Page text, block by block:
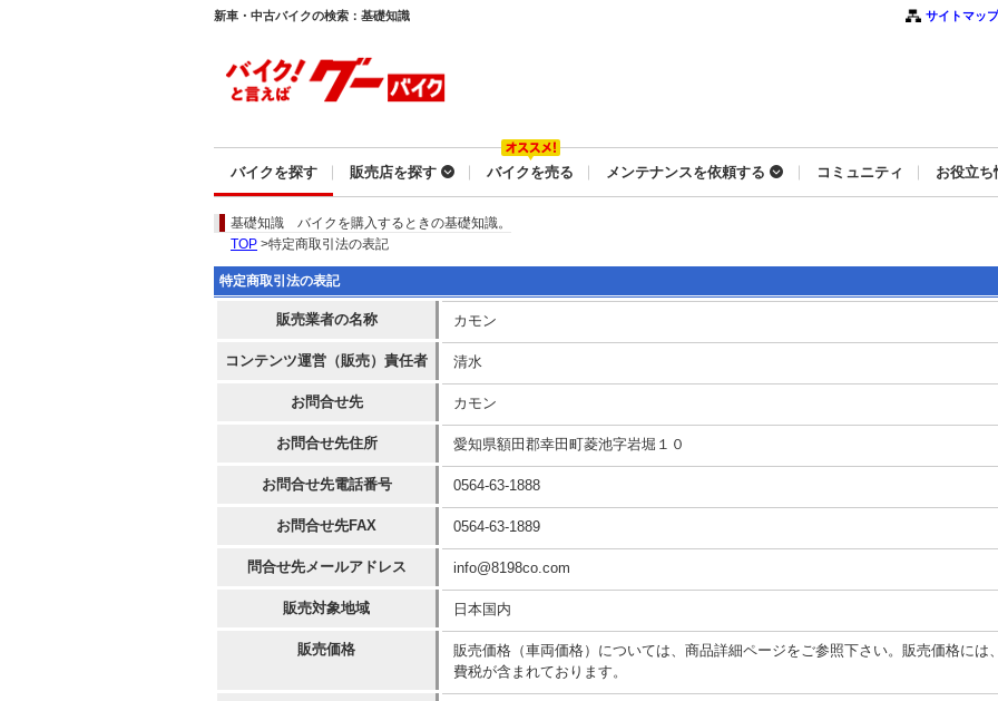
新車・中古バイクの検索：基礎知識 サイトマップ
バイクを探す 販売店を探す バイクを売る メンテナンスを依頼する コミュニティ お役立ち
基礎知識 バイクを購入するときの基礎知識。
TOP >特定商取引法の表記
特定商取引法の表記
販売業者の名称 カモン
コンテンツ運営（販売）責任者 清水
お問合せ先 カモン
お問合せ先住所 愛知県額田郡幸田町菱池字岩堀１０
お問合せ先電話番号 0564-63-1888
お問合せ先FAX 0564-63-1889
問合せ先メールアドレス info@8198co.com
販売対象地域 日本国内
販売価格
販売価格（車両価格）については、商品詳細ページをご参照下さい。販売価格には
費税が含まれております。